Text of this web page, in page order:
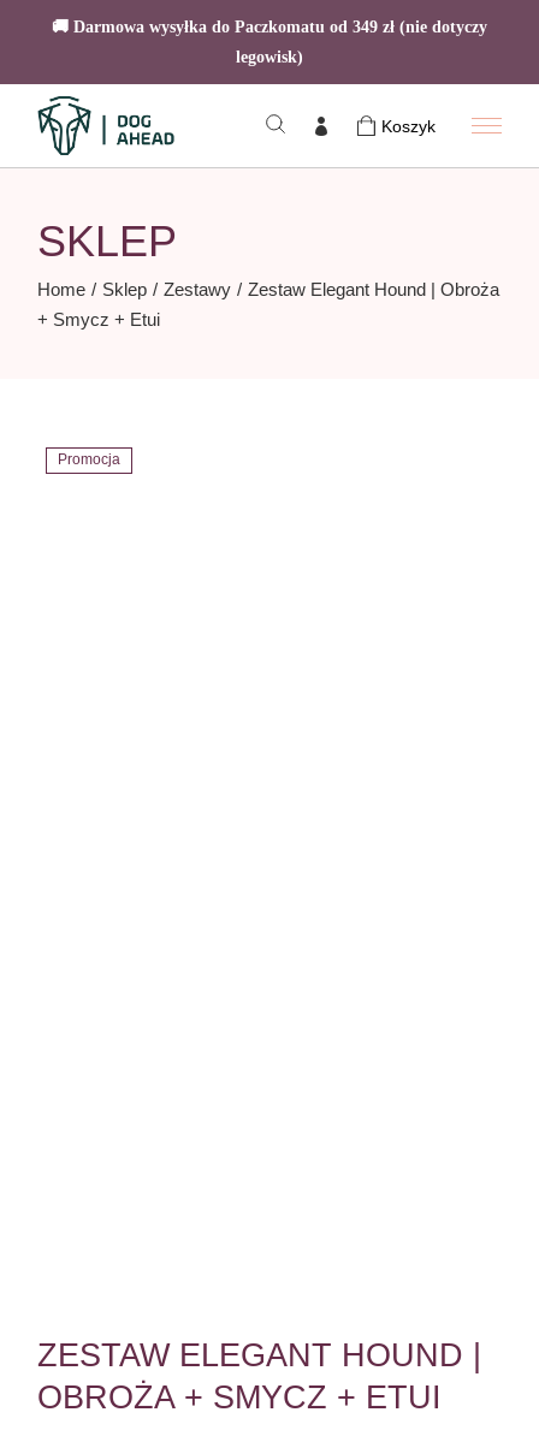
🚚 Darmowa wysyłka do Paczkomatu od 349 zł (nie dotyczy
legowisk)
content
Koszyk
SKLEP
Home Sklep Zestawy
Zestaw Elegant Hound | Obroża
+ Smycz + Etui
Promocja
ZESTAW ELEGANT HOUND |
OBROŻA + SMYCZ + ETUI